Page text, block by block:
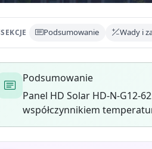
SEKCJE Podsumowanie Wady i
Podsumowanie
Panel HD Solar HD-N-G12-
współczynnikiem